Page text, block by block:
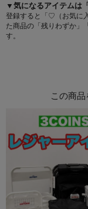
▼気になるアイテムは
登録すると「♡（お気に
た商品の「残りわずか」
す。
この商